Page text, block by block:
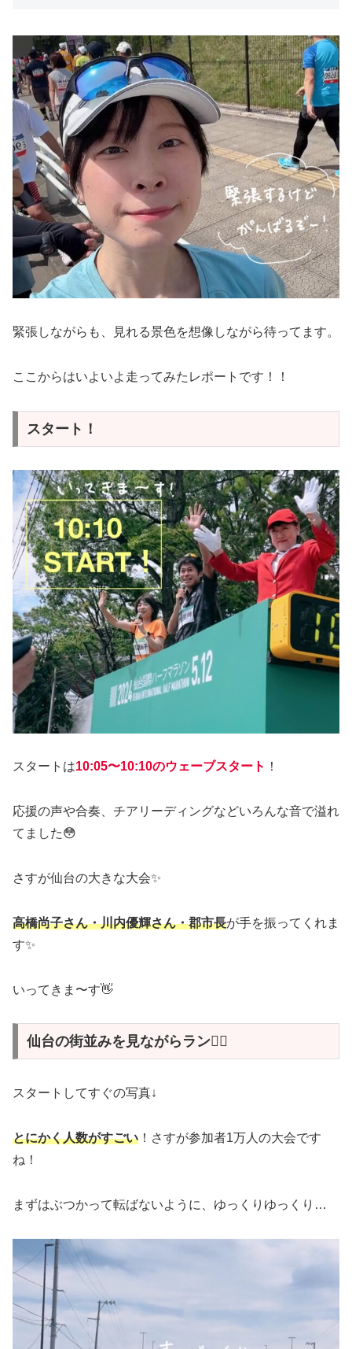
緊張しながらも、見れる景色を想像しながら待ってます。
ここからはいよいよ走ってみたレポートです！！
スタート！
スタートは10:05〜10:10のウェーブスタート ！
応援の声や合奏、チアリーディングなどいろんな音で溢れ
てました😳
さすが仙台の大きな大会✨
高橋尚子さん・川内優輝さん・郡市長が手を振ってくれま
す✨
いってきま〜す👋
仙台の街並みを見ながらラン🏃‍♀️
スタートしてすぐの写真↓
とにかく人数がすごい ！さすが参加者1万人の大会です
ね！
まずはぶつかって転ばないように、ゆっくりゆっくり…